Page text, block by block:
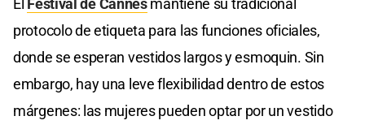
El Festival de Cannesmantiene su tradicional
protocolo de etiqueta para las funciones oficiales,
donde se esperan vestidos largos y esmoquin. Sin
embargo, hay una leve flexibilidad dentro de estos
márgenes: las mujeres pueden optar por un vestido